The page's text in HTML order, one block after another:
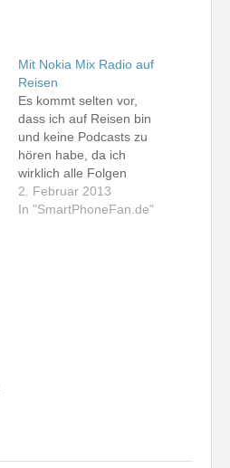
Mit Nokia Mix Radio auf
Reisen
Es kommt selten vor,
dass ich auf Reisen bin
und keine Podcasts zu
hören habe, da ich
wirklich alle Folgen
"abgearbeitet" habe.
Heute ist so ein Tag.
2. Februar 2013
In "SmartPhoneFan.de"